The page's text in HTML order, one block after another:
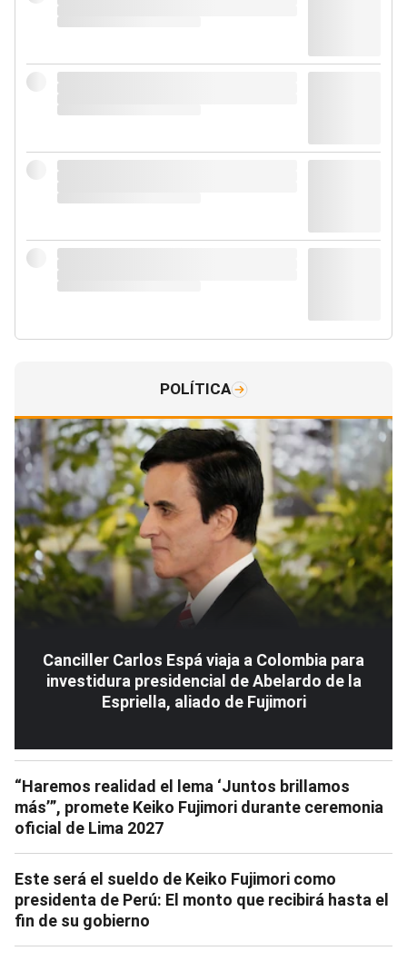
POLÍTICA
Canciller Carlos Espá viaja a Colombia para
investidura presidencial de Abelardo de la
Espriella, aliado de Fujimori
“Haremos realidad el lema ‘Juntos brillamos
más’”, promete Keiko Fujimori durante ceremonia
oficial de Lima 2027
Este será el sueldo de Keiko Fujimori como
presidenta de Perú: El monto que recibirá hasta el
fin de su gobierno